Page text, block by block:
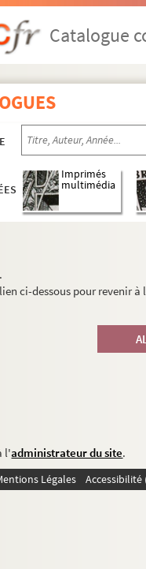
Catalogue
Imprimés
multimédia
ci-dessous pour revenir
l'administrateur du site.
Légales